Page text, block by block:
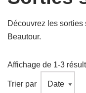
Découvrez les
Beautour.
Affichage de 1-3
Trier par